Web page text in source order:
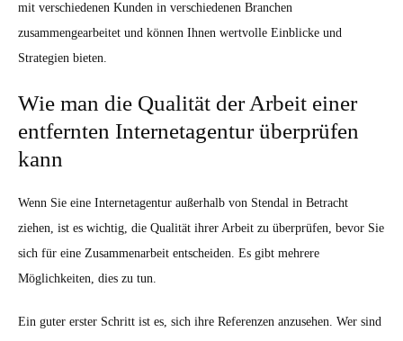
mit verschiedenen Kunden in verschiedenen Branchen
zusammengearbeitet und können Ihnen wertvolle Einblicke und
Strategien bieten.
Wie man die Qualität der Arbeit einer
entfernten Internetagentur überprüfen
kann
Wenn Sie eine Internetagentur außerhalb von Stendal in Betracht
ziehen, ist es wichtig, die Qualität ihrer Arbeit zu überprüfen, bevor Sie
sich für eine Zusammenarbeit entscheiden. Es gibt mehrere
Möglichkeiten, dies zu tun.
Ein guter erster Schritt ist es, sich ihre Referenzen anzusehen. Wer sind